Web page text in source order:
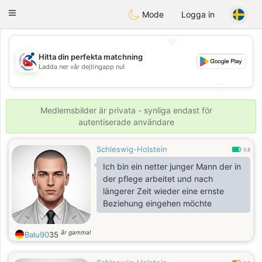
Handi Space
Toggle
Mode Logga in
💖
💕
Hitta din perfekta matchning
Ladda ner vår dejtingapp nu!
Medlemsbilder är privata - synliga endast för
autentiserade användare
Schleswig-Holstein 0.8
Ich bin ein netter junger Mann der in
der pflege arbeitet und nach
längerer Zeit wieder eine ernste
Beziehung eingehen möchte
Balu9035 år gammal